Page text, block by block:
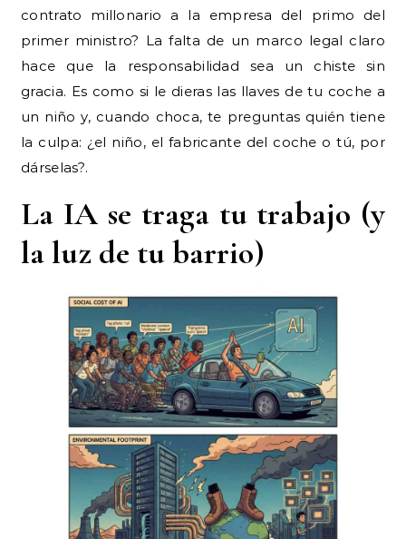
contrato millonario a la empresa del primo del
primer ministro? La falta de un marco legal claro
hace que la responsabilidad sea un chiste sin
gracia. Es como si le dieras las llaves de tu coche a
un niño y, cuando choca, te preguntas quién tiene
la culpa: ¿el niño, el fabricante del coche o tú, por
dárselas?.
La IA se traga tu trabajo (y
la luz de tu barrio)